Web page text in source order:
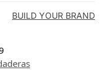
BUILD YOUR BRAND